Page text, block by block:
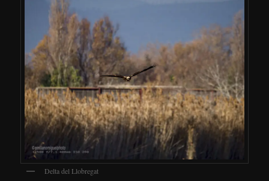
Delta del Llobregat